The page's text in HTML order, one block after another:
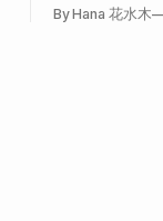
By Hana 花水木